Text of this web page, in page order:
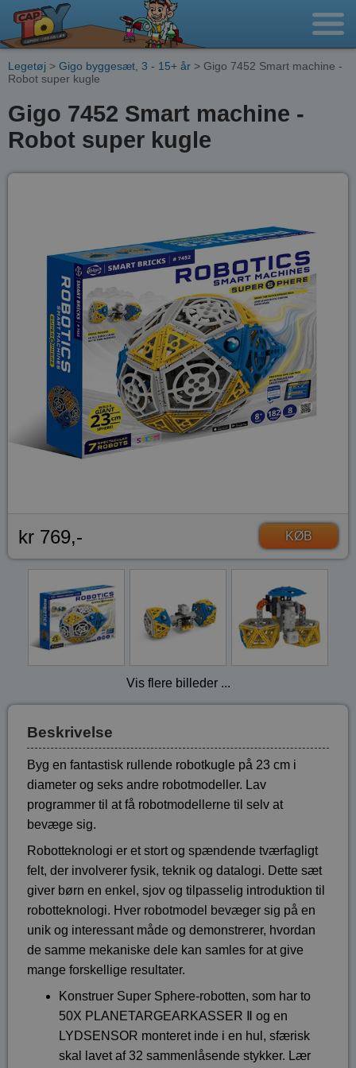
Legetøj > Gigo byggesæt, 3 - 15+ år > Gigo 7452 Smart machine -
Robot super kugle
Gigo 7452 Smart machine -
Robot super kugle
kr 769,- KØB
Vis flere billeder ...
Beskrivelse
Byg en fantastisk rullende robotkugle på 23 cm i
diameter og seks andre robotmodeller. Lav
programmer til at få robotmodellerne til selv at
bevæge sig.
Robotteknologi er et stort og spændende tværfagligt
felt, der involverer fysik, teknik og datalogi. Dette sæt
giver børn en enkel, sjov og tilpasselig introduktion til
robotteknologi. Hver robotmodel bevæger sig på en
unik og interessant måde og demonstrerer, hvordan
de samme mekaniske dele kan samles for at give
mange forskellige resultater.
Konstruer Super Sphere-robotten, som har to
50X PLANETARGEARKASSER Ⅱ og en
LYDSENSOR monteret inde i en hul, sfærisk
skal lavet af 32 sammenlåsende stykker. Lær